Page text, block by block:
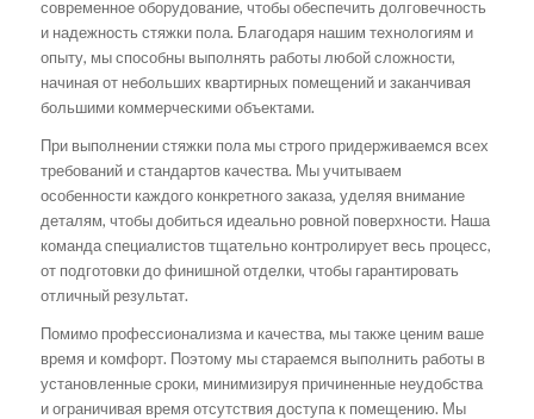
современное оборудование, чтобы обеспечить долговечность
и надежность стяжки пола. Благодаря нашим технологиям и
опыту, мы способны выполнять работы любой сложности,
начиная от небольших квартирных помещений и заканчивая
большими коммерческими объектами.
При выполнении стяжки пола мы строго придерживаемся всех
требований и стандартов качества. Мы учитываем
особенности каждого конкретного заказа, уделяя внимание
деталям, чтобы добиться идеально ровной поверхности. Наша
команда специалистов тщательно контролирует весь процесс,
от подготовки до финишной отделки, чтобы гарантировать
отличный результат.
Помимо профессионализма и качества, мы также ценим ваше
время и комфорт. Поэтому мы стараемся выполнить работы в
установленные сроки, минимизируя причиненные неудобства
и ограничивая время отсутствия доступа к помещению. Мы